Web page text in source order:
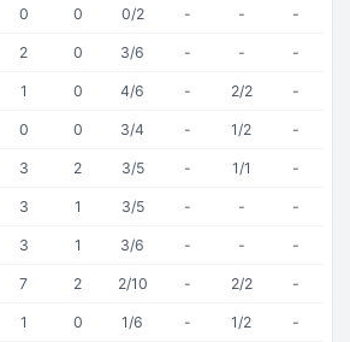
0 0 0/2 - - -
2 0 3/6 - - -
1 0 4/6 - 2/2 -
0 0 3/4 - 1/2 -
3 2 3/5 - 1/1 -
3 1 3/5 - - -
3 1 3/6 - - -
7 2 2/10 - 2/2 -
1 0 1/6 - 1/2 -